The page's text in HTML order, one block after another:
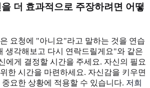
더 효과적으로 주장하려면 어떻
요청에 "아니요"라고 말하는 것을 연습
생각해보고 다시 연락드릴게요"와 같은
에게 결정할 시간을 주세요. 자신의 필요
한 시간을 마련하세요. 자신감을 키우면
요한 상황에 적용할 수 있습니다. 저희